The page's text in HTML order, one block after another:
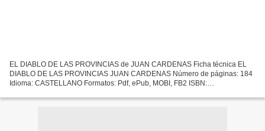
EL DIABLO DE LAS PROVINCIAS de JUAN CARDENAS Ficha técnica EL
DIABLO DE LAS PROVINCIAS JUAN CARDENAS Número de páginas: 184
Idioma: CASTELLANO Formatos: Pdf, ePub, MOBI, FB2 ISBN:
eBook...